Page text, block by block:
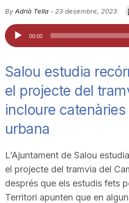
i
t
a
d
By Adrià Tella - 23 desembre, 2023
Reproductor
d'àudio
00:00
Salou estudia
el projecte del
incloure
urbana
L’Ajuntament de Salou
el projecte del tramvia del
després que els estudis fets
Territori apunten que en